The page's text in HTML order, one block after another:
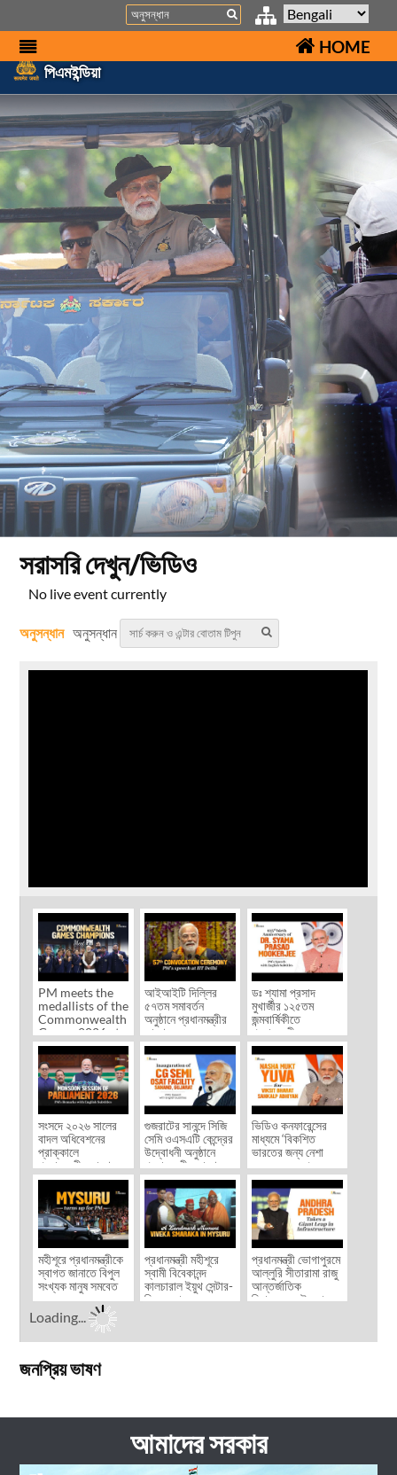
Search
HOME
পিএমইন্ডিয়া
সরাসরি দেখুন/ভিডিও
No live event currently
অনুসন্ধান অনুসন্ধান
PM meets the
medallists of the
Commonwealth
Games 2026 at
his ...
আইআইটি দিল্লির
৫৭তম সমাবর্তন
অনুষ্ঠানে প্রধানমন্ত্রীর
ভাষণ
ডঃ শ্যামা প্রসাদ
মুখার্জীর ১২৫তম
জন্মবার্ষিকীতে
প্রধানমন্ত্রীর বক্তব্য
সংসদে ২০২৬ সালের
বাদল অধিবেশনের
প্রাক্কালে
প্রধানমন্ত্রীর ভাষণ
গুজরাটের সানন্দে সিজি
সেমি ওএসএটি কেন্দ্রের
উদ্বোধনী অনুষ্ঠানে
প্রধানমন্ত্রীর ভাষণ
ভিডিও কনফারেন্সের
মাধ্যমে ‘বিকশিত
ভারতের জন্য নেশা
মুক্ত যুব সংকল্প
অভিযান’-এর ...
মহীশূরে প্রধানমন্ত্রীকে
স্বাগত জানাতে বিপুল
সংখ্যক মানুষ সমবেত
হয়েছেন
প্রধানমন্ত্রী মহীশূরে
স্বামী বিবেকানন্দ
কালচারাল ইয়ুথ সেন্টার-
বিবেক স্মারকের
প্রধানমন্ত্রী ভোগাপুরমে
আল্লুরি সীতারামা রাজু
আন্তর্জাতিক
বিমানবন্দরের উদ্বোধন
Loading...
জনপ্রিয় ভাষণ
আমাদের সরকার